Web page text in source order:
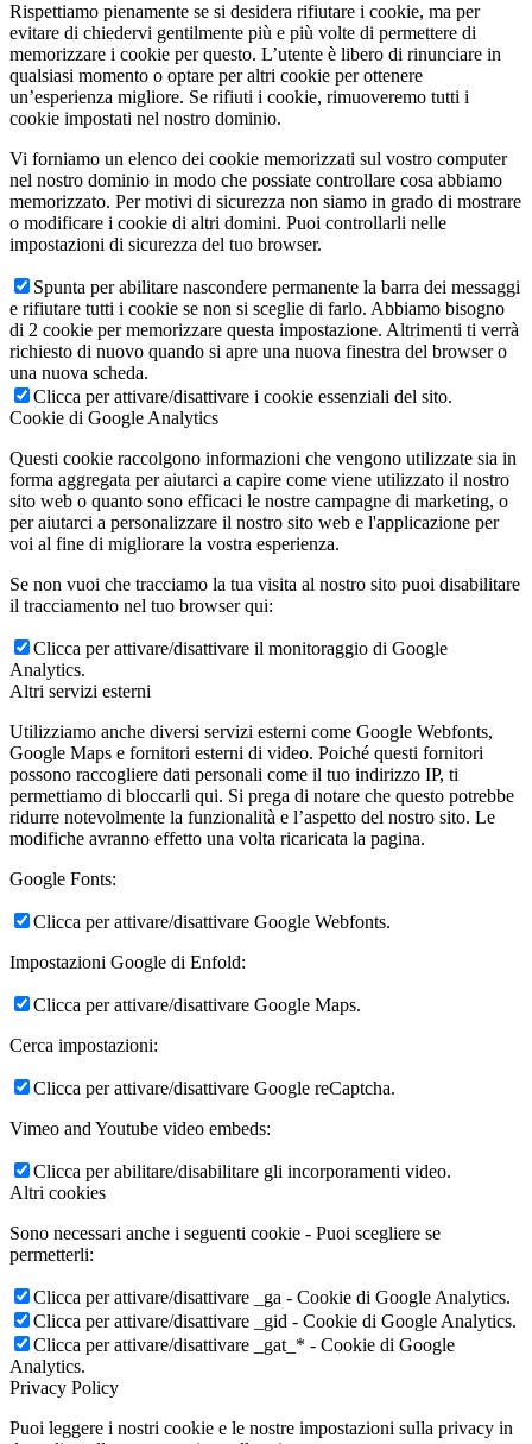
Rispettiamo pienamente se si desidera rifiutare i cookie, ma per
evitare di chiedervi gentilmente più e più volte di permettere di
memorizzare i cookie per questo. L’utente è libero di rinunciare in
qualsiasi momento o optare per altri cookie per ottenere
un’esperienza migliore. Se rifiuti i cookie, rimuoveremo tutti i
cookie impostati nel nostro dominio.
Vi forniamo un elenco dei cookie memorizzati sul vostro computer
nel nostro dominio in modo che possiate controllare cosa abbiamo
memorizzato. Per motivi di sicurezza non siamo in grado di mostrare
o modificare i cookie di altri domini. Puoi controllarli nelle
impostazioni di sicurezza del tuo browser.
Spunta per abilitare nascondere permanente la barra dei messaggi
e rifiutare tutti i cookie se non si sceglie di farlo. Abbiamo bisogno
di 2 cookie per memorizzare questa impostazione. Altrimenti ti verrà
richiesto di nuovo quando si apre una nuova finestra del browser o
una nuova scheda.
Clicca per attivare/disattivare i cookie essenziali del sito.
Cookie di Google Analytics
Questi cookie raccolgono informazioni che vengono utilizzate sia in
forma aggregata per aiutarci a capire come viene utilizzato il nostro
sito web o quanto sono efficaci le nostre campagne di marketing, o
per aiutarci a personalizzare il nostro sito web e l'applicazione per
voi al fine di migliorare la vostra esperienza.
Se non vuoi che tracciamo la tua visita al nostro sito puoi disabilitare
il tracciamento nel tuo browser qui:
Clicca per attivare/disattivare il monitoraggio di Google
Analytics.
Altri servizi esterni
Utilizziamo anche diversi servizi esterni come Google Webfonts,
Google Maps e fornitori esterni di video. Poiché questi fornitori
possono raccogliere dati personali come il tuo indirizzo IP, ti
permettiamo di bloccarli qui. Si prega di notare che questo potrebbe
ridurre notevolmente la funzionalità e l’aspetto del nostro sito. Le
modifiche avranno effetto una volta ricaricata la pagina.
Google Fonts:
Clicca per attivare/disattivare Google Webfonts.
Impostazioni Google di Enfold:
Clicca per attivare/disattivare Google Maps.
Cerca impostazioni:
Clicca per attivare/disattivare Google reCaptcha.
Vimeo and Youtube video embeds:
Clicca per abilitare/disabilitare gli incorporamenti video.
Altri cookies
Sono necessari anche i seguenti cookie - Puoi scegliere se
permetterli:
Clicca per attivare/disattivare _ga - Cookie di Google Analytics.
Clicca per attivare/disattivare _gid - Cookie di Google Analytics.
Clicca per attivare/disattivare _gat_* - Cookie di Google
Analytics.
Privacy Policy
Puoi leggere i nostri cookie e le nostre impostazioni sulla privacy in